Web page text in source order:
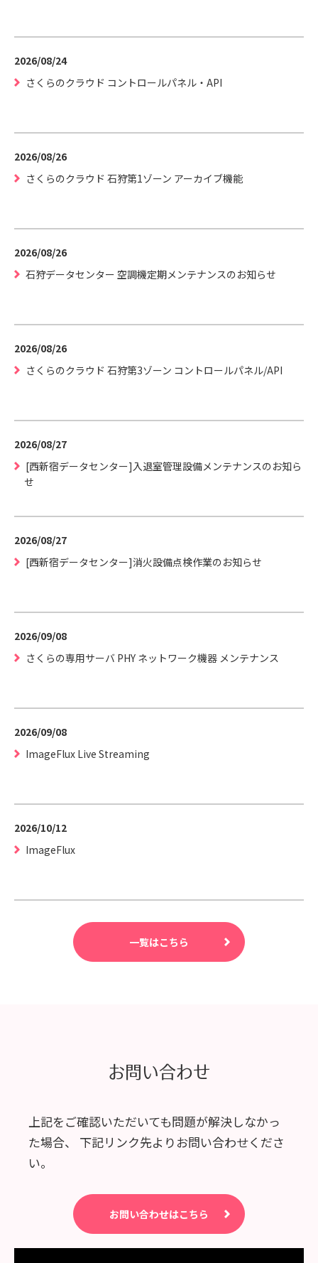
2026/08/24
さくらのクラウド コントロールパネル・API
2026/08/26
さくらのクラウド 石狩第1ゾーン アーカイブ機能
2026/08/26
石狩データセンター 空調機定期メンテナンスのお知らせ
2026/08/26
さくらのクラウド 石狩第3ゾーン コントロールパネル/API
2026/08/27
[西新宿データセンター]入退室管理設備メンテナンスのお知ら
せ
2026/08/27
[西新宿データセンター]消火設備点検作業のお知らせ
2026/09/08
さくらの専用サーバ PHY ネットワーク機器 メンテナンス
2026/09/08
ImageFlux Live Streaming
2026/10/12
ImageFlux
一覧はこちら
お問い合わせ
上記をご確認いただいても問題が解決しなかっ
た場合、
下記リンク先よりお問い合わせくださ
い。
お問い合わせはこちら